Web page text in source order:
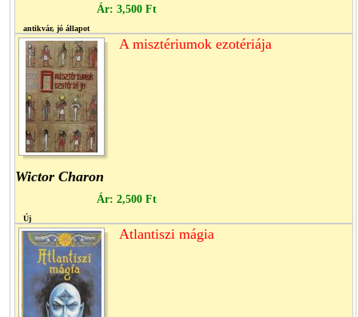
Ár: 3,500 Ft
antikvár, jó állapot
A misztériumok ezotériája
Wictor Charon
Ár: 2,500 Ft
Új
Atlantiszi mágia